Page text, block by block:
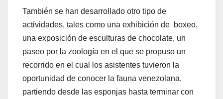
También se han desarrollado otro tipo de
actividades, tales como una exhibición de boxeo,
una exposición de esculturas de chocolate, un
paseo por la zoología en el que se propuso un
recorrido en el cual los asistentes tuvieron la
oportunidad de conocer la fauna venezolana,
partiendo desde las esponjas hasta terminar con